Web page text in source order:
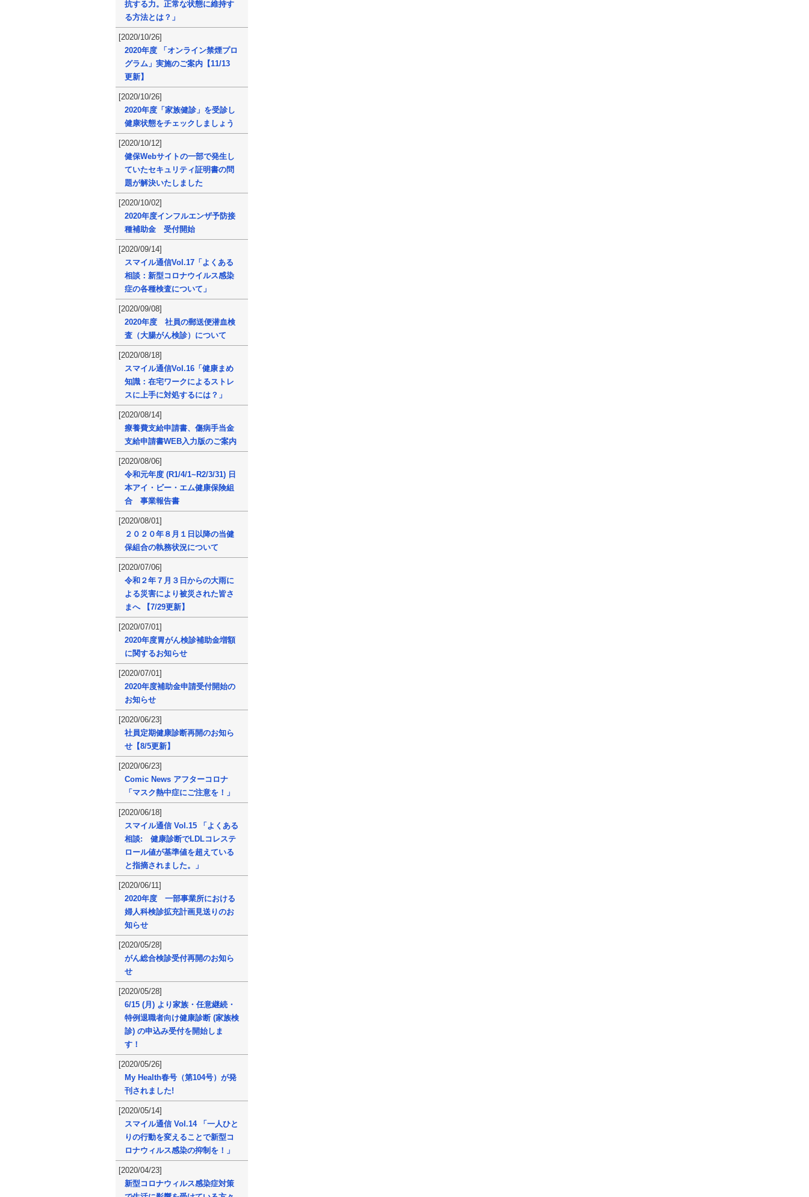
抗する力。正常な状態に維持す
る方法とは？」
[2020/10/26]
2020年度 「オンライン禁煙プロ
グラム」実施のご案内【11/13
更新】
[2020/10/26]
2020年度「家族健診」を受診し
健康状態をチェックしましょう
[2020/10/12]
健保Webサイトの一部で発生し
ていたセキュリティ証明書の問
題が解決いたしました
[2020/10/02]
2020年度インフルエンザ予防接
種補助金 受付開始
[2020/09/14]
スマイル通信Vol.17「よくある
相談：新型コロナウイルス感染
症の各種検査について」
[2020/09/08]
2020年度 社員の郵送便潜血検
査（大腸がん検診）について
[2020/08/18]
スマイル通信Vol.16「健康まめ
知識：在宅ワークによるストレ
スに上手に対処するには？」
[2020/08/14]
療養費支給申請書、傷病手当金
支給申請書WEB入力版のご案内
[2020/08/06]
令和元年度 (R1/4/1~R2/3/31) 日
本アイ・ビー・エム健康保険組
合 事業報告書
[2020/08/01]
２０２０年８月１日以降の当健
保組合の執務状況について
[2020/07/06]
令和２年７月３日からの大雨に
よる災害により被災された皆さ
まへ 【7/29更新】
[2020/07/01]
2020年度胃がん検診補助金増額
に関するお知らせ
[2020/07/01]
2020年度補助金申請受付開始の
お知らせ
[2020/06/23]
社員定期健康診断再開のお知ら
せ【8/5更新】
[2020/06/23]
Comic News アフターコロナ
「マスク熱中症にご注意を！」
[2020/06/18]
スマイル通信 Vol.15 「よくある
相談: 健康診断でLDLコレステ
ロール値が基準値を超えている
と指摘されました。」
[2020/06/11]
2020年度 一部事業所における
婦人科検診拡充計画見送りのお
知らせ
[2020/05/28]
がん総合検診受付再開のお知ら
せ
[2020/05/28]
6/15 (月) より家族・任意継続・
特例退職者向け健康診断 (家族検
診) の申込み受付を開始しま
す！
[2020/05/26]
My Health春号（第104号）が発
刊されました!
[2020/05/14]
スマイル通信 Vol.14 「一人ひと
りの行動を変えることで新型コ
ロナウィルス感染の抑制を！」
[2020/04/23]
新型コロナウィルス感染症対策